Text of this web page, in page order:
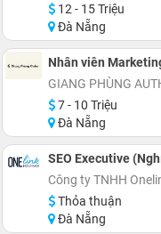
12 - 15 Triệu
Đà Nẵng
Nhân viên
GIANG PHÙNG
7 - 10 Triệu
Đà Nẵng
SEO Executive
Công ty TNHH
Thỏa thuận
Đà Nẵng